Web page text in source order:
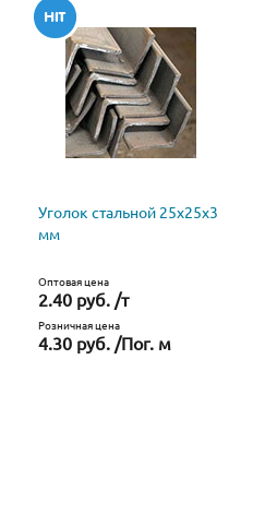
Уголок стальной 25х25х3
мм
Оптовая цена
2.40 руб. /т
Розничная цена
4.30 руб. /Пог. м